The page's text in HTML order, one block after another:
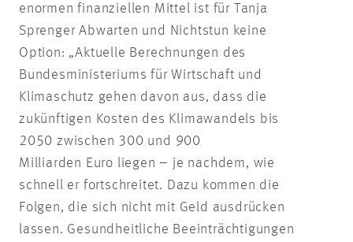
enormen finanziellen Mittel ist für Tanja
Sprenger Abwarten und Nichtstun keine
Option: „Aktuelle Berechnungen des
Bundesministeriums für Wirtschaft und
Klimaschutz gehen davon aus, dass die
zukünftigen Kosten des Klimawandels bis
2050 zwischen 300 und 900
Milliarden Euro liegen – je nachdem, wie
schnell er fortschreitet. Dazu kommen die
Folgen, die sich nicht mit Geld ausdrücken
lassen. Gesundheitliche Beeinträchtigungen